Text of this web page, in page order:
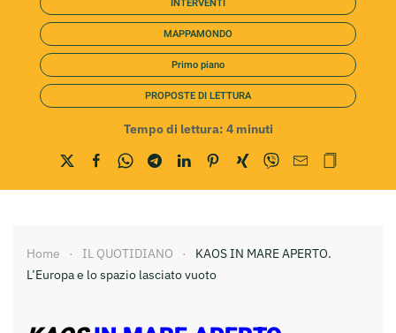
MAPPAMONDO
Primo piano
PROPOSTE DI LETTURA
Tempo di lettura: 4 minuti
Home IL QUOTIDIANO
KAOS IN MARE APERTO.
L’Europa e lo spazio lasciato vuoto